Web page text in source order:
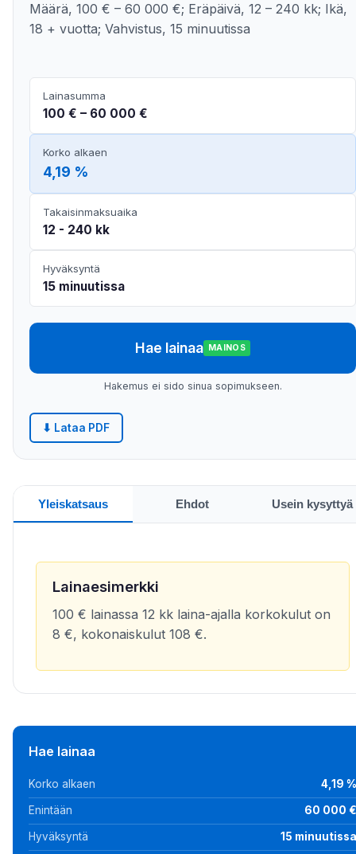
Määrä, 100 € – 60 000 €; Eräpäivä, 12 – 240 kk; Ikä,
18 + vuotta; Vahvistus, 15 minuutissa
Lainasumma
100 € – 60 000 €
Korko alkaen
4,19 %
Takaisinmaksuaika
12 - 240 kk
Hyväksyntä
15 minuutissa
Hae lainaa MAINOS
Hakemus ei sido sinua sopimukseen.
⬇ Lataa PDF
Yleiskatsaus Ehdot Usein kysyttyä
Lainaesimerkki
100 € lainassa 12 kk laina-ajalla korkokulut on
8 €, kokonaiskulut 108 €.
Hae lainaa
Korko alkaen 4,19 %
Enintään 60 000 €
Hyväksyntä 15 minuutissa